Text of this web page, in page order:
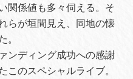
関係値も多々伺える。そ
らが垣間見え、同地の懐
。
ンディング成功への感謝
このスペシャルライブ。